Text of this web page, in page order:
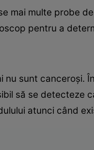
mai multe probe
pentru a
nu sunt canceroși.
să se detecteze
atunci când